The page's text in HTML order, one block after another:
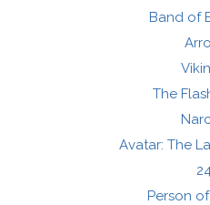
Band of
The
Avatar: The
Person